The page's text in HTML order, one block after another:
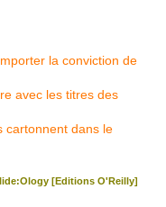
la conviction de
avec les titres des
cartonnent dans le
[Editions O'Reilly]